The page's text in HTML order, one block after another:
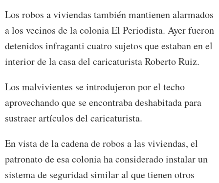
Los robos a viviendas también mantienen alarmados
a los vecinos de la colonia El Periodista. Ayer fueron
detenidos infraganti cuatro sujetos que estaban en el
interior de la casa del caricaturista Roberto Ruiz.
Los malvivientes se introdujeron por el techo
aprovechando que se encontraba deshabitada para
sustraer artículos del caricaturista.
En vista de la cadena de robos a las viviendas, el
patronato de esa colonia ha considerado instalar un
sistema de seguridad similar al que tienen otros